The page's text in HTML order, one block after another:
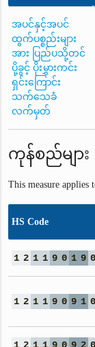
အပင်နှင့်အပင်
ထွက်ပစ္စည်းများ
အား ပြည်ပသို့တင်
ပို့ခွင့် ပိုးမွှားကင်း
ရှင်းကြောင်း
သက်သေခံ
လက်မှတ်
ကုန်စည်များ
This measure
HS Code
1 2 1 1 9 0 1 9 0
1 2 1 1 9 0 9 1 0